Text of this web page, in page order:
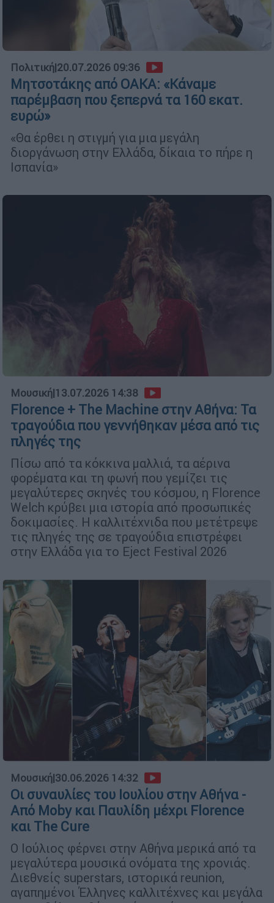
Πολιτική|20.07.2026 09:36
Μητσοτάκης από ΟΑΚΑ: «Κάναμε
παρέμβαση που ξεπερνά τα 160 εκατ.
ευρώ»
«Θα έρθει η στιγμή για μια μεγάλη
διοργάνωση στην Ελλάδα, δίκαια το πήρε η
Ισπανία»
Μουσική|13.07.2026 14:38
Florence + The Machine στην Αθήνα: Τα
τραγούδια που γεννήθηκαν μέσα από τις
πληγές της
Πίσω από τα κόκκινα μαλλιά, τα αέρινα
φορέματα και τη φωνή που γεμίζει τις
μεγαλύτερες σκηνές του κόσμου, η Florence
Welch κρύβει μια ιστορία από προσωπικές
δοκιμασίες. Η καλλιτέχνιδα που μετέτρεψε
τις πληγές της σε τραγούδια επιστρέφει
στην Ελλάδα για το Eject Festival 2026
Μουσική|30.06.2026 14:32
Οι συναυλίες του Ιουλίου στην Αθήνα -
Από Moby και Παυλίδη μέχρι Florence
και The Cure
Ο Ιούλιος φέρνει στην Αθήνα μερικά από τα
μεγαλύτερα μουσικά ονόματα της χρονιάς.
Διεθνείς superstars, ιστορικά reunion,
αγαπημένοι Έλληνες καλλιτέχνες και μεγάλα